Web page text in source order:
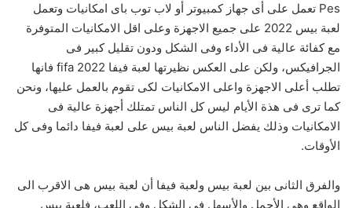
Pes تعمل على أى جهاز كمبيوتر أو لاب توب باى امكانيات وتعمل
لعبة بيس 2022 على جميع الاجهزة وعلى اقل الامكانيات المتوفرة
مع كفائة عالية فى الأداء وفى الشكل ودون تقليل كبير فى
الجرافيكس، ولكن على العكس نظيرتها لعبة فيفا 2022 fifa فانها
تطلب أعلى الاجهزة واعلى الامكانيات لكى تقوم بالعمل عليها، ونحن
كما ترى فى هذة الأيام ليس كل الناس تمتلك أجهزة عالية فى
الامكانيات وذلك يفضل الناس لعبة بيس على لعبة فيفا دائما وفى كل
الأوقات.
والفرق الثانى بين لعبة بيس ولعبة فيفا أن لعبة بيس هى الاقرب الى
الواقع وهى الأجمل والأسهل فى الشكل وفى اللعب، فلعبة بيس